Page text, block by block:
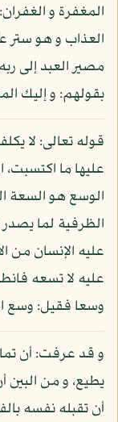
المغفرة و
العذاب و هو ستر
مصير العبد إلى
بقولهم: و إليك
قوله تعالى: لا
عليها ما
الوسع هو السعة
الظرفية لما يصدر
عليه الإنسان من
عليه لا تسعه
وسعا فقيل: وسع
و قد عرفت: أن
يطيع، و من البين
أن تقبله نفسه